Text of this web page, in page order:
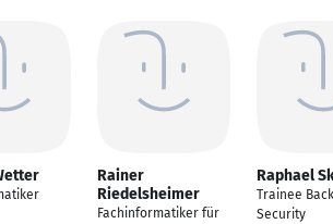
Rainer
Riedelsheimer
Fachinformatiker für
Raphael
Trainee
Security